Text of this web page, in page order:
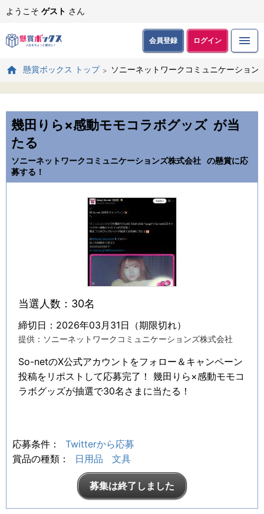
ようこそ ゲスト さん
会員登録 ログイン
懸賞ボックス トップ ソニーネットワークコミュニケーション
幾田りら×感動モモコラボグッズ が当
たる
ソニーネットワークコミュニケーションズ株式会社 の懸賞に応
募する！
当選人数：30名
締切日：2026年03月31日（期限切れ）
提供：ソニーネットワークコミュニケーションズ株式会社
So-netのX公式アカウントをフォロー＆キャンペーン
投稿をリポストして応募完了！ 幾田りら×感動モモコ
ラボグッズが抽選で30名さまに当たる！
応募条件：
Twitterから応募
賞品の種類：
日用品 文具
募集は終了しました